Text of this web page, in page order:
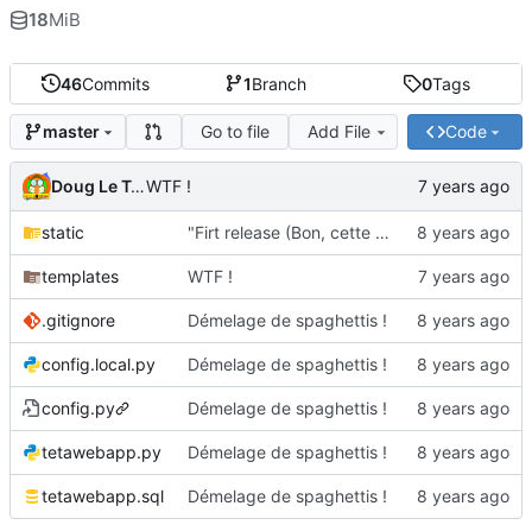
46Commits 1Branch 0Tags
master Go to file Add File Code
Doug Le ToughWTF !
static "Firt release (Bon, cette fois c'ets la bonne)"
templates WTF !
.gitignore Démelage de spaghettis !
config.local.py Démelage de spaghettis !
config.py Démelage de spaghettis !
tetawebapp.py Démelage de spaghettis !
tetawebapp.sql Démelage de spaghettis !
18MiB